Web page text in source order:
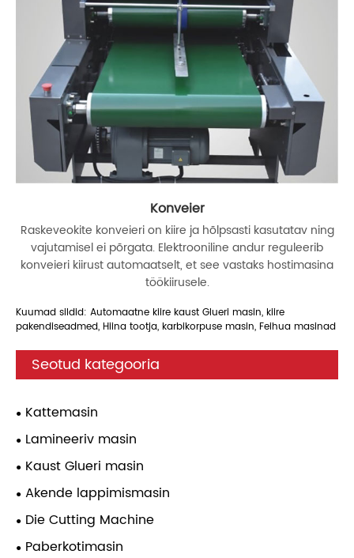
Konveier
Raskeveokite konveieri on kiire ja hõlpsasti kasutatav ning
vajutamisel ei põrgata. Elektrooniline andur reguleerib
konveieri kiirust automaatselt, et see vastaks hostimasina
töökiirusele.
Kuumad sildid: Automaatne kiire kaust Glueri masin, kiire
pakendiseadmed, Hiina tootja, karbikorpuse masin, Feihua masinad
Seotud kategooria
Kattemasin
Lamineeriv masin
Kaust Glueri masin
Akende lappimismasin
Die Cutting Machine
Paberkotimasin